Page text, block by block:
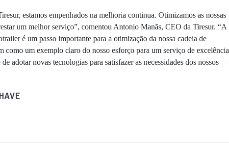
estamos empenhados na melhoria continua. Otimizamos as nossas
um melhor serviço”, comentou Antonio Manãs, CEO da Tiresur. “A
é um passo importante para a otimização da nossa cadeia de
como um exemplo claro do nosso esforço para um serviço de excelência
adotar novas tecnologias para satisfazer as necessidades dos nossos